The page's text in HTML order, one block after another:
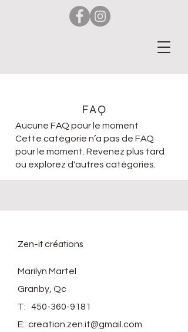
FAQ
Aucune FAQ pour le moment
Cette catégorie n’a pas de FAQ
pour le moment. Revenez plus tard
ou explorez d'autres catégories.
Zen-it créations
Marilyn Martel
Granby, Qc
T: 450-360-9181
E: creation.zen.it@gmail.com